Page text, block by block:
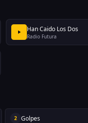
Han Caido Los Dos
Radio Futura
2 Golpes